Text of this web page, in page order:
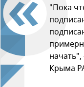
"Пока
начать",
Крыма